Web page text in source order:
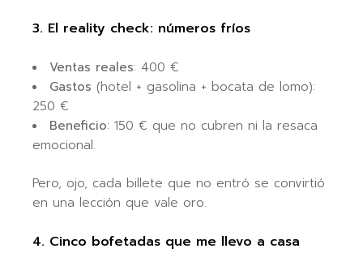
3. El reality check: números fríos
Ventas reales: 400 €
Gastos (hotel + gasolina + bocata de lomo):
250 €
Beneficio: 150 € que no cubren ni la resaca
emocional.
Pero, ojo, cada billete que no entró se convirtió
en una lección que vale oro.
4. Cinco bofetadas que me llevo a casa